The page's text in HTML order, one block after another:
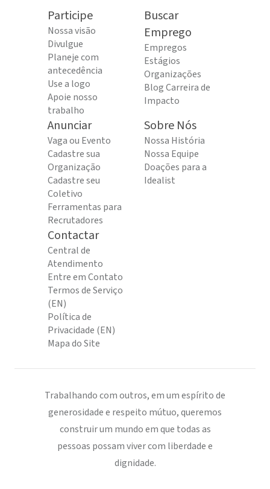
Participe
Nossa visão
Divulgue
Planeje com
antecedência
Use a logo
Apoie nosso
trabalho
Buscar
Emprego
Empregos
Estágios
Organizações
Blog Carreira de
Impacto
Anunciar
Vaga ou Evento
Cadastre sua
Organização
Cadastre seu
Coletivo
Ferramentas para
Recrutadores
Sobre Nós
Nossa História
Nossa Equipe
Doações para a
Idealist
Contactar
Central de
Atendimento
Entre em Contato
Termos de Serviço
(EN)
Política de
Privacidade (EN)
Mapa do Site
Trabalhando com outros, em um espírito de
generosidade e respeito mútuo, queremos
construir um mundo em que todas as
pessoas possam viver com liberdade e
dignidade.